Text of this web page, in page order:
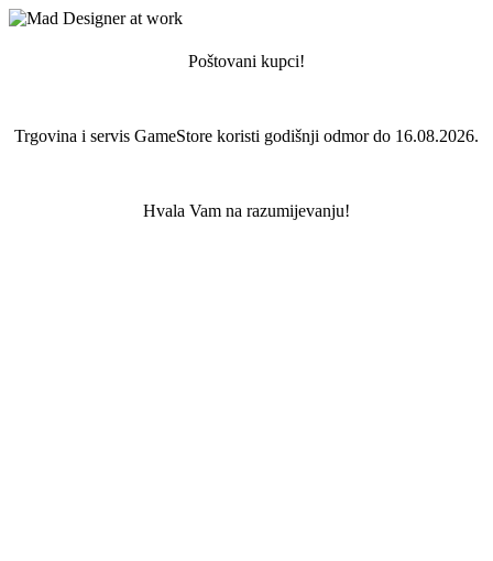
Poštovani kupci!
Trgovina i servis GameStore koristi godišnji odmor do 16.08.2026.
Hvala Vam na razumijevanju!